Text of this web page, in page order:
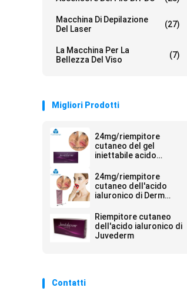
Macchina Di Depilazione
Del Laser
(27)
La Macchina Per La
Bellezza Del Viso
(7)
Migliori Prodotti
24mg/riempitore
cutaneo del gel
iniettabile acido
per le labbra 2*1ml
24mg/riempitore
cutaneo dell'acido
ialuronico di Derm
Riempitore cutaneo
dell'acido ialuronico di
Juvederm
Contatti